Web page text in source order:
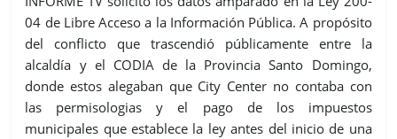
04 de Libre Acceso a la Información Pública. A propósito
del conflicto que trascendió públicamente entre la
alcaldía y el CODIA de la Provincia Santo Domingo,
donde estos alegaban que City Center no contaba con
las permisologias y el pago de los impuestos
municipales que establece la ley antes del inicio de una